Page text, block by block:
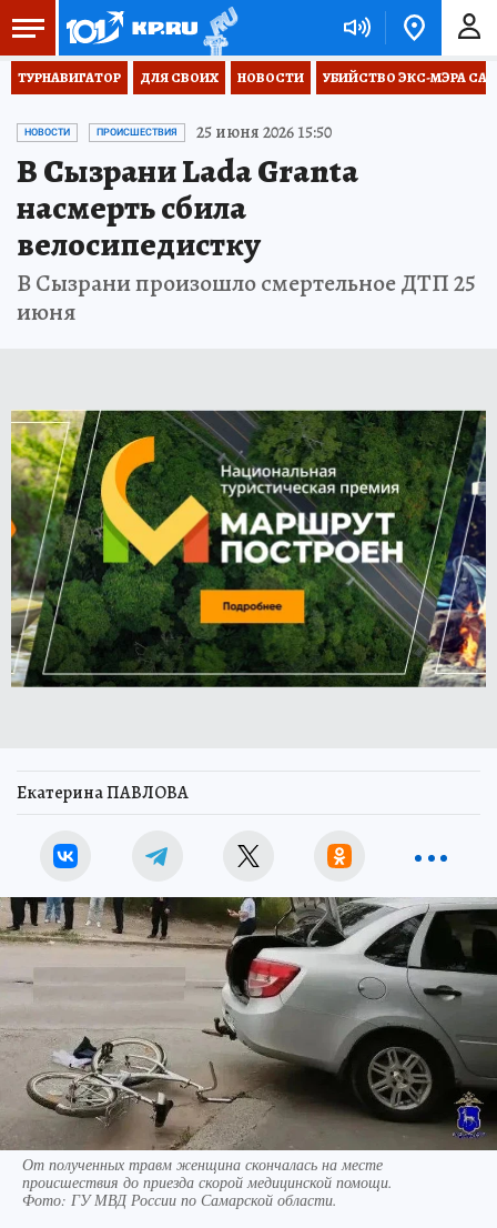
ТУРНАВИГАТОР ДЛЯ СВОИХ НОВОСТИ УБИЙСТВО ЭКС-МЭРА
НОВОСТИ ПРОИСШЕСТВИЯ 25 июня 2026 15:50
В Сызрани Lada Granta
насмерть сбила
велосипедистку
В Сызрани произошло смертельное ДТП 25
июня
Екатерина ПАВЛОВА
От полученных травм женщина скончалась на месте
происшествия до приезда скорой медицинской помощи.
Фото: ГУ МВД России по Самарской области.